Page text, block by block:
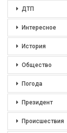
ДТП
Интересное
История
Общество
Погода
Президент
Происшествия